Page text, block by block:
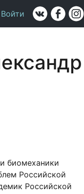
Войти
биомеханики
Российской
Российской